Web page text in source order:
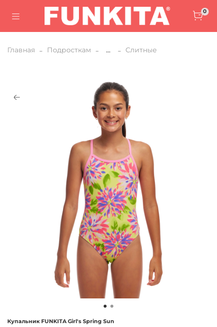
0
Главная Подросткам ... Слитные
Купальник FUNKITA Girl's Spring Sun